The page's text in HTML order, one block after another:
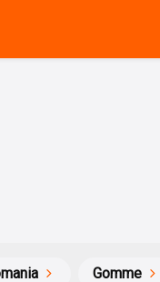
Gomme